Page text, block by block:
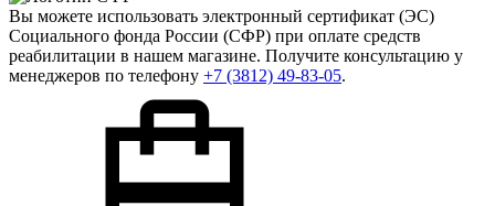
Вы можете использовать электронный сертификат (ЭС)
Социального фонда России (СФР) при оплате средств
реабилитации в нашем магазине. Получите консультацию у
менеджеров по телефону +7 (3812) 49-83-05.